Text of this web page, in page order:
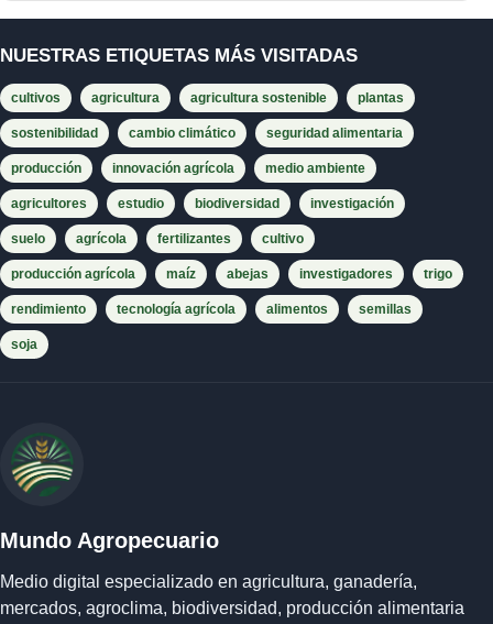
NUESTRAS ETIQUETAS MÁS VISITADAS
cultivos agricultura agricultura sostenible plantas
sostenibilidad cambio climático seguridad alimentaria
producción innovación agrícola medio ambiente
agricultores estudio biodiversidad investigación
suelo agrícola fertilizantes cultivo
producción agrícola maíz abejas investigadores trigo
rendimiento tecnología agrícola alimentos semillas
soja
Mundo Agropecuario
Medio digital especializado en agricultura, ganadería,
mercados, agroclima, biodiversidad, producción alimentaria